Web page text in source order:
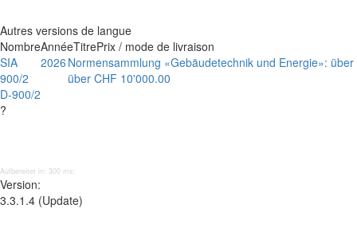
Autres versions de langue
NombreAnnéeTitrePrix / mode de livraison
SIA
900/2
D-900/2
?
2026 Normensammlung «Gebäudetechnik und Energie»:
über CHF 10'000.00
Aufbereitet in: 300 ms;
Version:
3.3.1.4 (Update)